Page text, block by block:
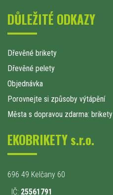
DŮLEŽITÉ ODKAZY
Dřevěné brikety
Dřevěné pelety
Objednávka
Porovnejte si způsoby výtápění
Města s dopravou zdarma: brikety
EKOBRIKETY s.r.o.
696 49 Kelčany 60
IČ: 25561791